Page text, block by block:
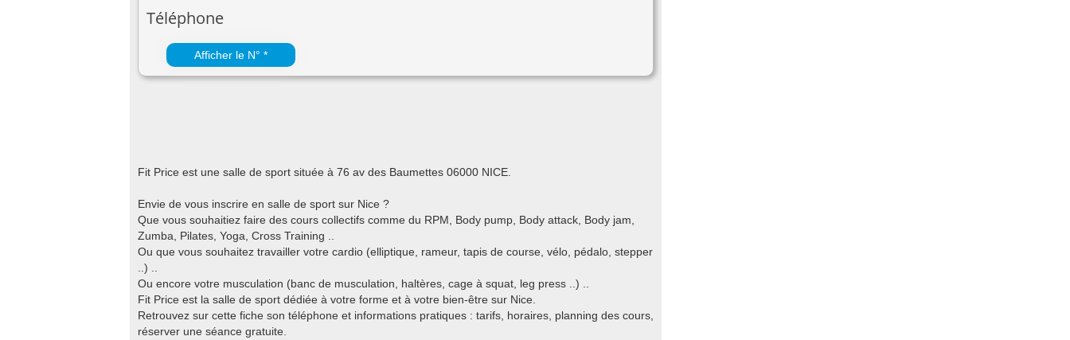
Téléphone
Afficher le N° *
Fit Price est une salle de sport située à 76 av des Baumettes 06000 NICE.
Envie de vous inscrire en salle de sport sur Nice ?
Que vous souhaitiez faire des cours collectifs comme du RPM, Body pump, Body attack, Body jam,
Zumba, Pilates, Yoga, Cross Training ..
Ou que vous souhaitez travailler votre cardio (elliptique, rameur, tapis de course, vélo, pédalo, stepper
..) ..
Ou encore votre musculation (banc de musculation, haltères, cage à squat, leg press ..) ..
Fit Price est la salle de sport dédiée à votre forme et à votre bien-être sur Nice.
Retrouvez sur cette fiche son téléphone et informations pratiques : tarifs, horaires, planning des cours,
réserver une séance gratuite.